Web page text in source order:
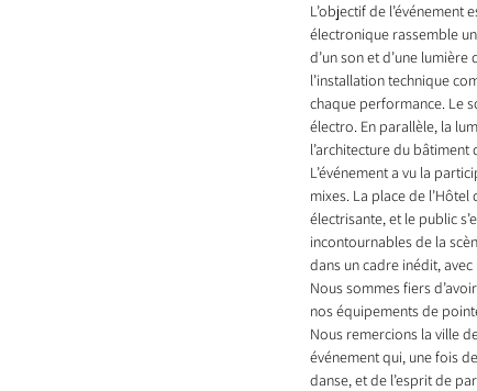
L’objectif de
électronique rassemble
d’un son et d’une
l’installation technique
chaque performance. Le
électro. En parallèle, la
l’architecture du bâtiment
L’événement a vu la
mixes. La place de
électrisante, et le public
incontournables de la
dans un cadre inédit,
Nous sommes fiers
nos équipements de
Nous remercions la ville
événement qui, une fois
danse, et de l’esprit de